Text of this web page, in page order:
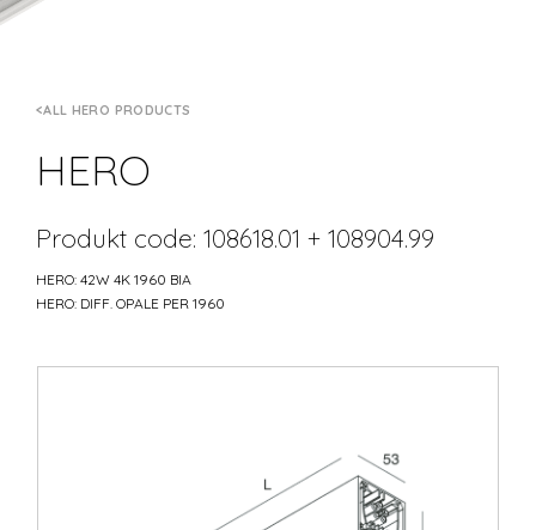
ALL HERO PRODUCTS
HERO
Produkt code: 108618.01 + 108904.99
HERO: 42W 4K 1960 BIA
HERO: DIFF. OPALE PER 1960